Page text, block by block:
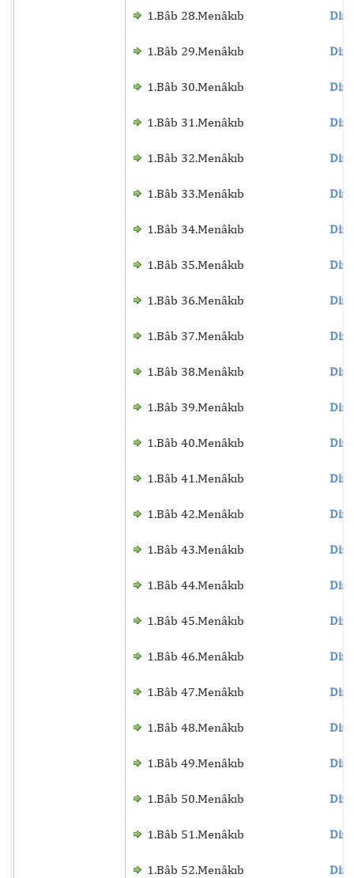
1.Bâb 28.Menâkıb
1.Bâb 29.Menâkıb
1.Bâb 30.Menâkıb
1.Bâb 31.Menâkıb
1.Bâb 32.Menâkıb
1.Bâb 33.Menâkıb
1.Bâb 34.Menâkıb
1.Bâb 35.Menâkıb
1.Bâb 36.Menâkıb
1.Bâb 37.Menâkıb
1.Bâb 38.Menâkıb
1.Bâb 39.Menâkıb
1.Bâb 40.Menâkıb
1.Bâb 41.Menâkıb
1.Bâb 42.Menâkıb
1.Bâb 43.Menâkıb
1.Bâb 44.Menâkıb
1.Bâb 45.Menâkıb
1.Bâb 46.Menâkıb
1.Bâb 47.Menâkıb
1.Bâb 48.Menâkıb
1.Bâb 49.Menâkıb
1.Bâb 50.Menâkıb
1.Bâb 51.Menâkıb
1.Bâb 52.Menâkıb